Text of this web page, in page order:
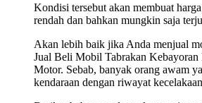
Kondisi tersebut akan membuat
rendah dan bahkan mungkin saja
Akan lebih baik jika Anda menjual
Jual Beli Mobil Tabrakan Kebayoran
Motor. Sebab, banyak orang awam
kendaraan dengan riwayat